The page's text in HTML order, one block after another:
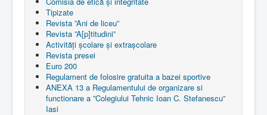
Tipizate
Revista ”Ani de liceu”
Revista ”A[p]titudini”
Activități școlare și extrașcolare
Revista presei
Euro 200
Regulament de folosire gratuita a bazei sportive
ANEXA 13 a Regulamentului de organizare si
functionare a ”Colegiului Tehnic Ioan C. Stefanescu”
Iasi